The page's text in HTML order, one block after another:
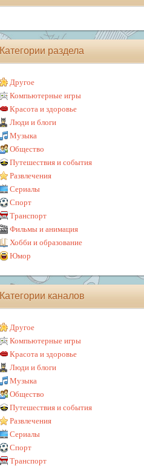
Категории раздела
Другое
Компьютерные игры
Красота и здоровье
Люди и блоги
Музыка
Общество
Путешествия и события
Развлечения
Сериалы
Спорт
Транспорт
Фильмы и анимация
Хобби и образование
Юмор
Категории каналов
Другое
Компьютерные игры
Красота и здоровье
Люди и блоги
Музыка
Общество
Путешествия и события
Развлечения
Сериалы
Спорт
Транспорт